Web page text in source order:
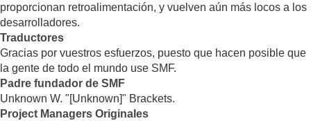
proporcionan retroalimentación, y vuelven aún más locos a los
desarrolladores.
Traductores
Gracias por vuestros esfuerzos, puesto que hacen posible que
la gente de todo el mundo use SMF.
Padre fundador de SMF
Unknown W. "[Unknown]" Brackets.
Project Managers Originales